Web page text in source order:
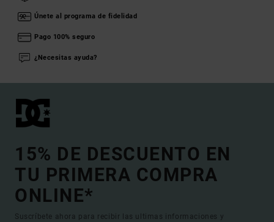
Únete al programa de fidelidad
Pago 100% seguro
¿Necesitas ayuda?
15% DE DESCUENTO EN
TU PRIMERA COMPRA
ONLINE*
Suscríbete ahora para recibir las ultimas informaciones y